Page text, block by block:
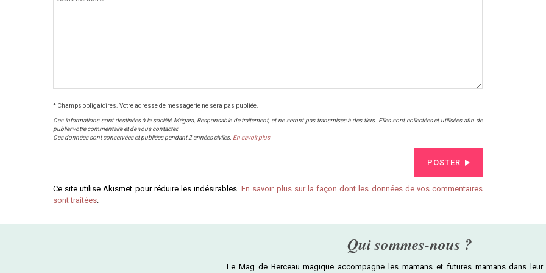
POSTER
* Champs obligatoires. Votre adresse de messagerie ne sera pas publiée.
Ces informations sont destinées à la société Mégara, Responsable de traitement, et ne seront pas transmises à des tiers. Elles sont collectées et utilisées afin de
publier votre commentaire et de vous contacter.
Ces données sont conservées et publiées pendant 2 années civiles. En savoir plus
Ce site utilise Akismet pour réduire les indésirables.En savoir plus sur la façon dont les données de vos commentaires
sont traitées.
Qui sommes-nous ?
Le Mag de Berceau magique accompagne les mamans et futures mamans dans leur